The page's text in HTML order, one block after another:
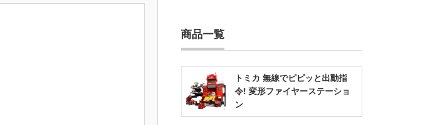
商品一覧
トミカ 無線でピピッと出動指
令! 変形ファイヤーステーショ
ン